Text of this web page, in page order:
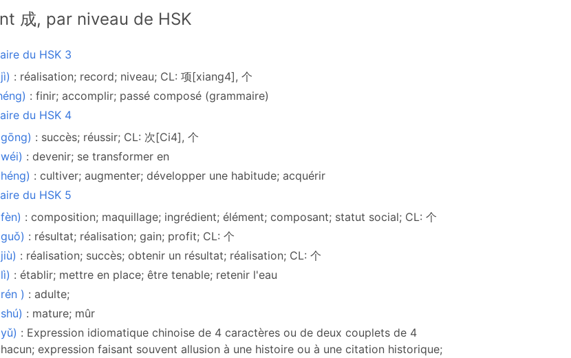
成, par niveau de HSK
du HSK 3
: réalisation; record; niveau; CL: 项[xiang4], 个
: finir; accomplir; passé composé (grammaire)
du HSK 4
: succès; réussir; CL: 次[Ci4], 个
: devenir; se transformer en
: cultiver; augmenter; développer une habitude; acquérir
du HSK 5
: composition; maquillage; ingrédient; élément; composant; statut social; CL: 个
: résultat; réalisation; gain; profit; CL: 个
: réalisation; succès; obtenir un résultat; réalisation; CL: 个
: établir; mettre en place; être tenable; retenir l'eau
) : adulte;
: mature; mûr
: Expression idiomatique chinoise de 4 caractères ou de deux couplets de 4
expression faisant souvent allusion à une histoire ou à une citation historique;